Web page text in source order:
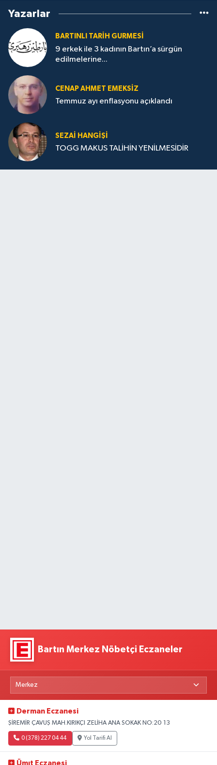
Yazarlar
BARTINLI TARIH GURMESI
9 erkek ile 3 kadının Bartın’a sürgün
edilmelerine...
CENAP AHMET EMEKSİZ
Temmuz ayı enflasyonu açıklandı
SEZAI HANGİŞİ
TOGG MAKUS TALİHİN YENİLMESİDİR
Bartın Merkez Nöbetçi Eczaneler
Derman Eczanesi
ŞİREMİR ÇAVUŞ MAH.KIRIKÇI ZELİHA ANA SOKAK NO:20 13
0 (378) 227 04 44 Yol Tarifi Al
Ümıt Eczanesi